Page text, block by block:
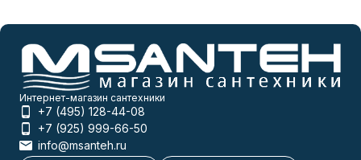
Интернет-магазин сантехники
+7 (495) 128-44-08
+7 (925) 999-66-50
info@msanteh.ru